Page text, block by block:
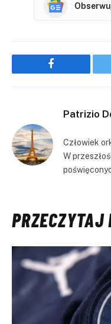
Facebook
Patrizio
Człowiek
W
PRZECZYTAJ